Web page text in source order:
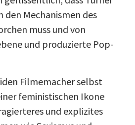
Mechanismen des
muss und von
und produzierte Pop-
Filmemacher selbst
feministischen Ikone
und explizites